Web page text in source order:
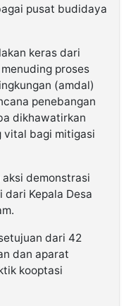
pusat budidaya
keras dari
proses
(amdal)
penebangan
dikhawatirkan
vital bagi mitigasi
demonstrasi
Kepala Desa
dari 42
dan aparat
kooptasi